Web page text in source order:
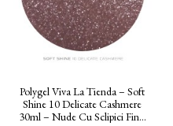
Polygel Viva La Tienda – Soft
Shine 10 Delicate Cashmere
30ml – Nude Cu Sclipici Fin...